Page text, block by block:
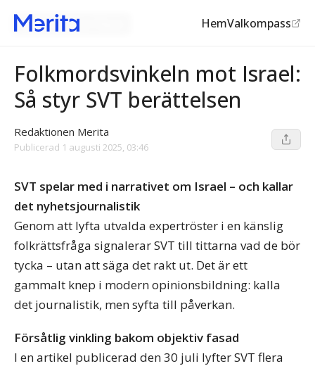
HemValkompass
Israel-Palestina frågan
Folkmordsvinkeln mot Israel:
Så styr SVT berättelsen
Redaktionen Merita
Publicerad 1 augusti 2025, 03:46
SVT spelar med i narrativet om Israel – och kallar
det nyhetsjournalistik
Genom att lyfta utvalda expertröster i en känslig
folkrättsfråga signalerar SVT till tittarna vad de bör
tycka – utan att säga det rakt ut. Det är ett
gammalt knep i modern opinionsbildning: kalla
det journalistik, men syfta till påverkan.
Försåtlig vinkling bakom objektiv fasad
I en artikel publicerad den 30 juli lyfter SVT flera